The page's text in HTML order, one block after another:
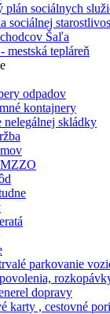
plán sociálnych
sociálnej
Šaľa
mestská tepláreň
odpadov
kontajnery
nelegálnej skládky
parkovanie
dopravy
karty , cestovné